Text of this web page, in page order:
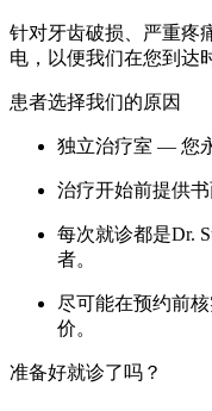
针对牙齿破损、严重疼
电，以便我们在您到达
患者选择我们的原因
独立治疗室 — 您
治疗开始前提供
每次就诊都是Dr.
者。
尽可能在预约前
价。
准备好就诊了吗？